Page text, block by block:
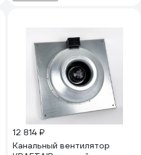
12 814 ₽
Канальный вентилятор